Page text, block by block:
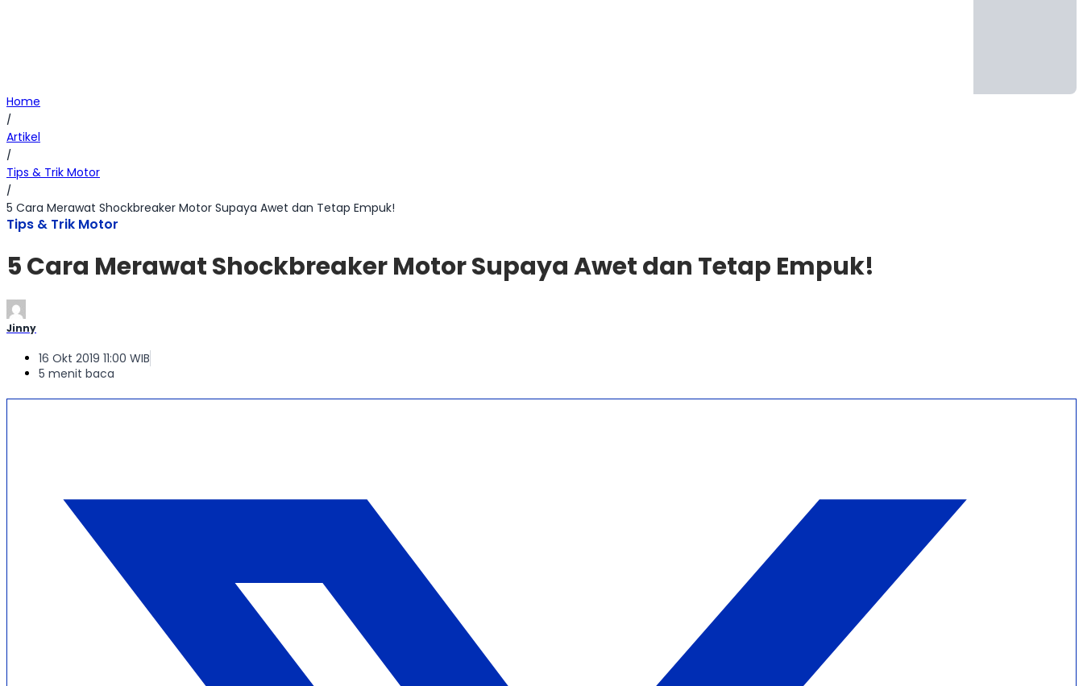
Home
/
Artikel
/
Tips & Trik Motor
/
5 Cara Merawat Shockbreaker Motor Supaya Awet dan Tetap Empuk!
Tips & Trik Motor
5 Cara Merawat Shockbreaker Motor Supaya Awet dan Tetap Empuk!
Jinny
16 Okt 2019 11:00 WIB
5 menit baca